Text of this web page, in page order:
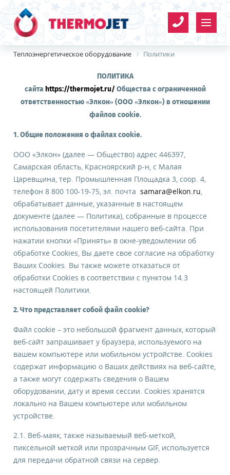
Теплоэнергетическое оборудование Политики
ПОЛИТИКА
сайта https://thermojet.ru/Общества с ограниченной
ответственностью «Элкон» (ООО «Элкон») в отношении
файлов cookie.
1. Общие положения о файлах cookie.
ООО «Элкон» (далее — Общество) адрес 446397,
Самарская область, Красноярский р-н, с Малая
Царевщина, тер. Промышленная Площадка 3, соор. 4,
телефон 8 800 100-19-75, эл. почтаsamara@elkon.ru,
обрабатывает данные, указанные в настоящем
документе (далее — Политика), собранные в процессе
использования посетителями нашего веб-сайта. При
нажатии кнопки «Принять» в окне-уведомлении об
обработке Cookies, Вы даете свое согласие на обработку
Ваших Cookies. Вы также можете отказаться от
обработки Cookies в соответствии с пунктом 14.3
настоящей Политики.
2. Что представляет собой файл cookie?
Файл cookie – это небольшой фрагмент данных, который
веб-сайт запрашивает у браузера, используемого на
вашем компьютере или мобильном устройстве. Cookies
содержат информацию о Ваших действиях на веб-сайте,
а также могут содержать сведения о Вашем
оборудовании, дату и время сессии. Сookies хранятся
локально на Вашем компьютере или мобильном
устройстве.
2.1. Веб-маяк, также называемый веб-меткой,
пиксельной меткой или прозрачным GIF, используется
для передачи обратной связи на сервер.
Организация
*
Имя*
Телефон*
E-mail
Контакты для связи
офис 7
Бесплатно по России
тел. 8 800 100 1975
Я даю свое
согласие
на получение
информационных материалов